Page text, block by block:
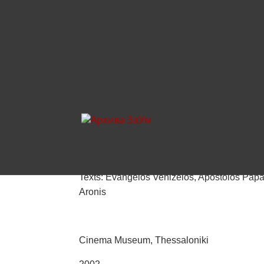
Texts: Evangelos Venizelos, Apostolos
Aronis
Cinema Museum, Thessaloniki